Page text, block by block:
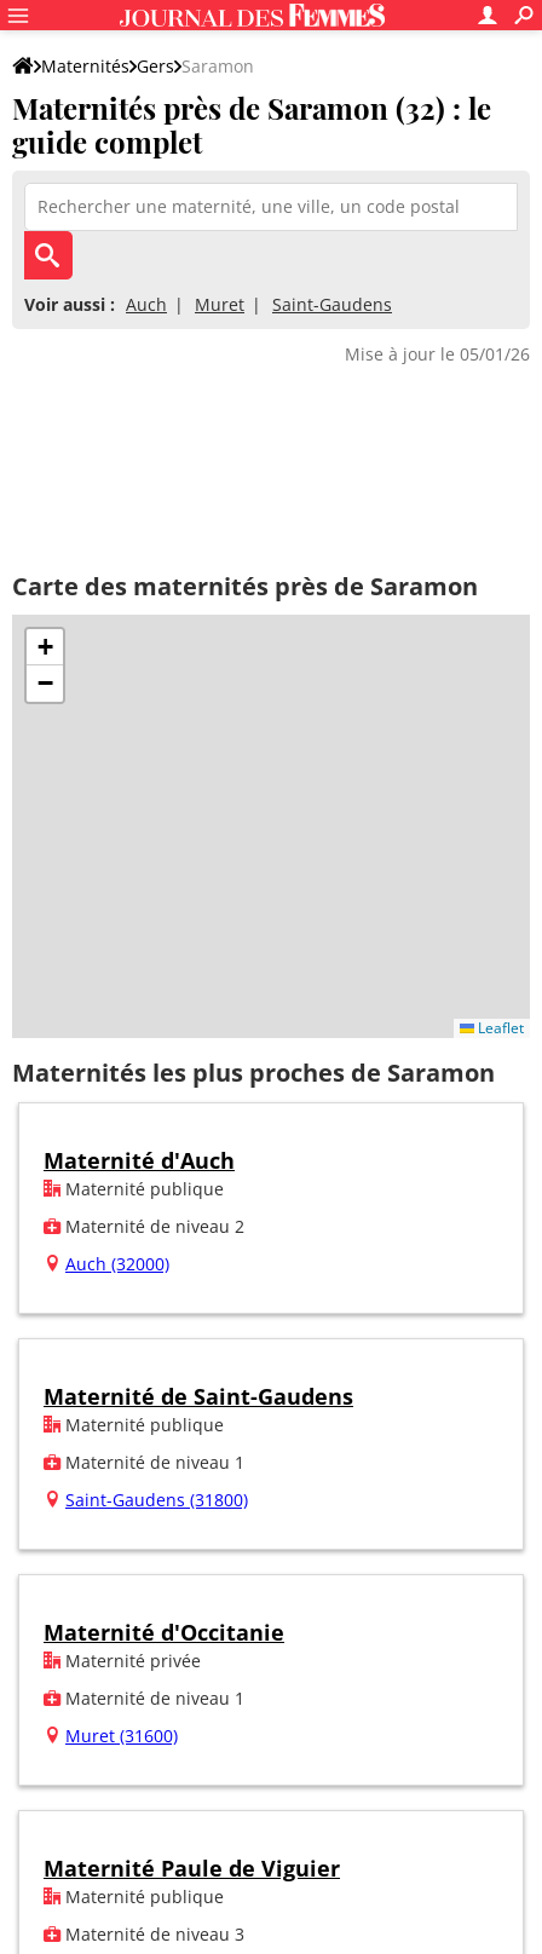
Maternités Gers Saramon
Maternités près de Saramon (32) : le
guide complet
Voir aussi : Auch Muret Saint-Gaudens
Mise à jour le 05/01/26
Carte des maternités près de Saramon
+
−
Leaflet
Maternités les plus proches de Saramon
Maternité d'Auch
Maternité publique
Maternité de niveau 2
Auch (32000)
Maternité de Saint-Gaudens
Maternité publique
Maternité de niveau 1
Saint-Gaudens (31800)
Maternité d'Occitanie
Maternité privée
Maternité de niveau 1
Muret (31600)
Maternité Paule de Viguier
Maternité publique
Maternité de niveau 3